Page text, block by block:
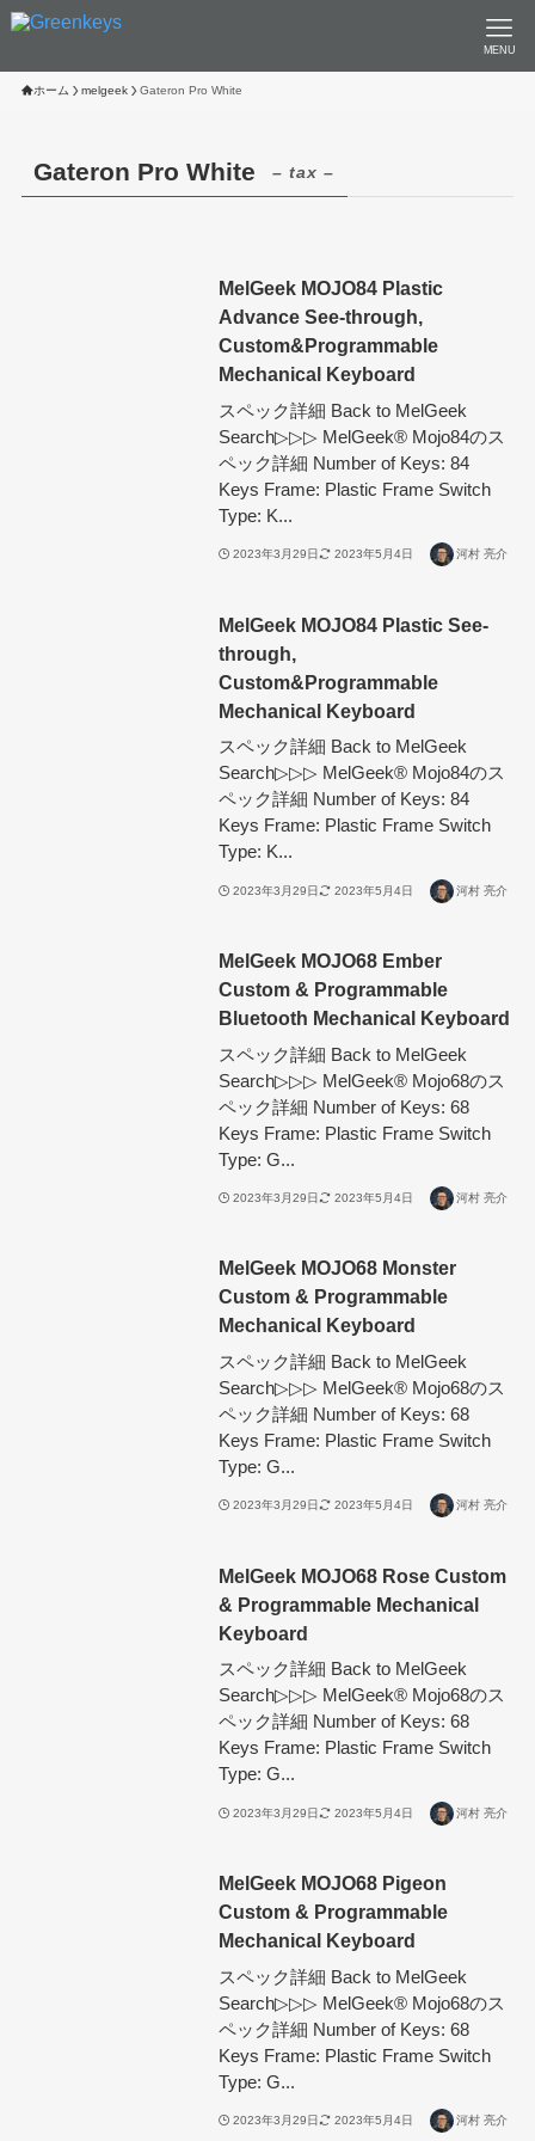
MENU
ホーム melgeek Gateron Pro White
Gateron Pro White – tax –
MelGeek MOJO84 Plastic
Advance See-through,
Custom&Programmable
Mechanical Keyboard
スペック詳細 Back to MelGeek
Search▷▷▷ MelGeek®︎ Mojo84のス
ペック詳細 Number of Keys: 84
Keys Frame: Plastic Frame Switch
Type: K...
2023年3月29日 2023年5月4日 河村 亮介
MelGeek MOJO84 Plastic See-
through,
Custom&Programmable
Mechanical Keyboard
スペック詳細 Back to MelGeek
Search▷▷▷ MelGeek®︎ Mojo84のス
ペック詳細 Number of Keys: 84
Keys Frame: Plastic Frame Switch
Type: K...
2023年3月29日 2023年5月4日 河村 亮介
MelGeek MOJO68 Ember
Custom & Programmable
Bluetooth Mechanical Keyboard
スペック詳細 Back to MelGeek
Search▷▷▷ MelGeek®︎ Mojo68のス
ペック詳細 Number of Keys: 68
Keys Frame: Plastic Frame Switch
Type: G...
2023年3月29日 2023年5月4日 河村 亮介
MelGeek MOJO68 Monster
Custom & Programmable
Mechanical Keyboard
スペック詳細 Back to MelGeek
Search▷▷▷ MelGeek®︎ Mojo68のス
ペック詳細 Number of Keys: 68
Keys Frame: Plastic Frame Switch
Type: G...
2023年3月29日 2023年5月4日 河村 亮介
MelGeek MOJO68 Rose Custom
& Programmable Mechanical
Keyboard
スペック詳細 Back to MelGeek
Search▷▷▷ MelGeek®︎ Mojo68のス
ペック詳細 Number of Keys: 68
Keys Frame: Plastic Frame Switch
Type: G...
2023年3月29日 2023年5月4日 河村 亮介
MelGeek MOJO68 Pigeon
Custom & Programmable
Mechanical Keyboard
スペック詳細 Back to MelGeek
Search▷▷▷ MelGeek®︎ Mojo68のス
ペック詳細 Number of Keys: 68
Keys Frame: Plastic Frame Switch
Type: G...
2023年3月29日 2023年5月4日 河村 亮介